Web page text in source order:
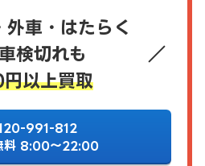
外車・はたらく
検切れも
以上買取
991-812
料 8:00～22:00